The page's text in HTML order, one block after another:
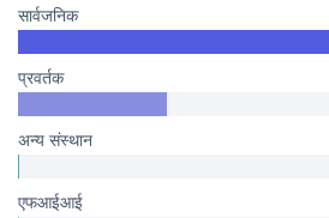
सार्वजनिक
प्रवर्तक
अन्य संस्थान
एफआईआई